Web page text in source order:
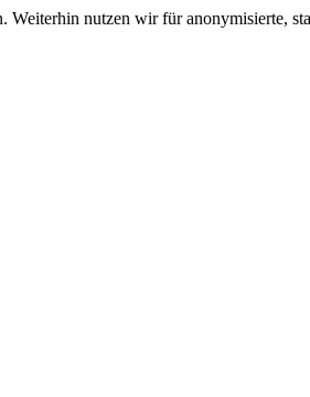
nutzen wir für anonymisierte,